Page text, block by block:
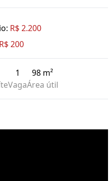
R$ 2.200
R$ 200
1
Vaga
98 m²
Área útil